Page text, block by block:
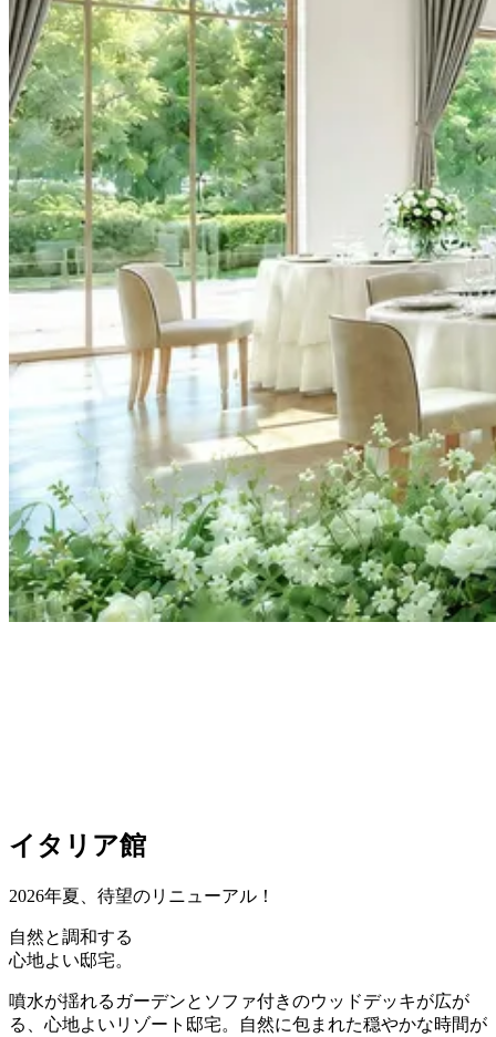
イタリア館
2026年夏、待望のリニューアル！
自然と調和する
心地よい邸宅。
噴水が揺れるガーデンとソファ付きのウッドデッキが広が
る、心地よいリゾート邸宅。自然に包まれた穏やかな時間が